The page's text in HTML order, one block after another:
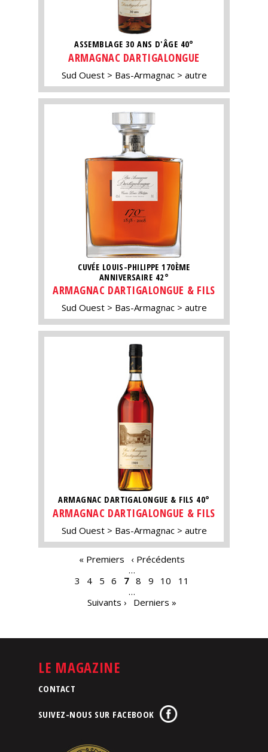
ASSEMBLAGE 30 ANS D'ÂGE 40°
ARMAGNAC DARTIGALONGUE
Sud Ouest Bas-Armagnac autre
CUVÉE LOUIS-PHILIPPE 170ÈME
ANNIVERSAIRE 42°
ARMAGNAC DARTIGALONGUE & FILS
Sud Ouest Bas-Armagnac autre
ARMAGNAC DARTIGALONGUE & FILS 40°
ARMAGNAC DARTIGALONGUE & FILS
Sud Ouest Bas-Armagnac autre
« Premiers
‹ Précédents
…
3
4 5 6 7 8 9 10
11
…
Suivants ›
Derniers »
LE MAGAZINE
CONTACT
SUIVEZ-NOUS SUR FACEBOOK